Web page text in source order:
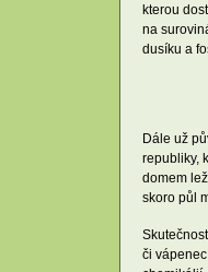
kterou
na
dusíku a
Dále už
republiky,
domem
skoro půl
či